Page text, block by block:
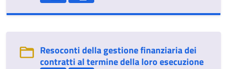
Resoconti della gestione finanziaria dei
contratti al termine della loro esecuzione